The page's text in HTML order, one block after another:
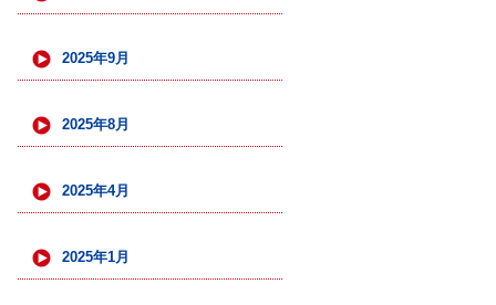
2025年9月
2025年8月
2025年4月
2025年1月